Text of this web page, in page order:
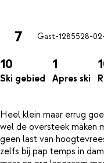
7 Gast-1285528-
10
Ski gebied
1
Apres ski
Heel klein maar errug
wel de oversteek maken
geen last van
zelfs bij pap temps in